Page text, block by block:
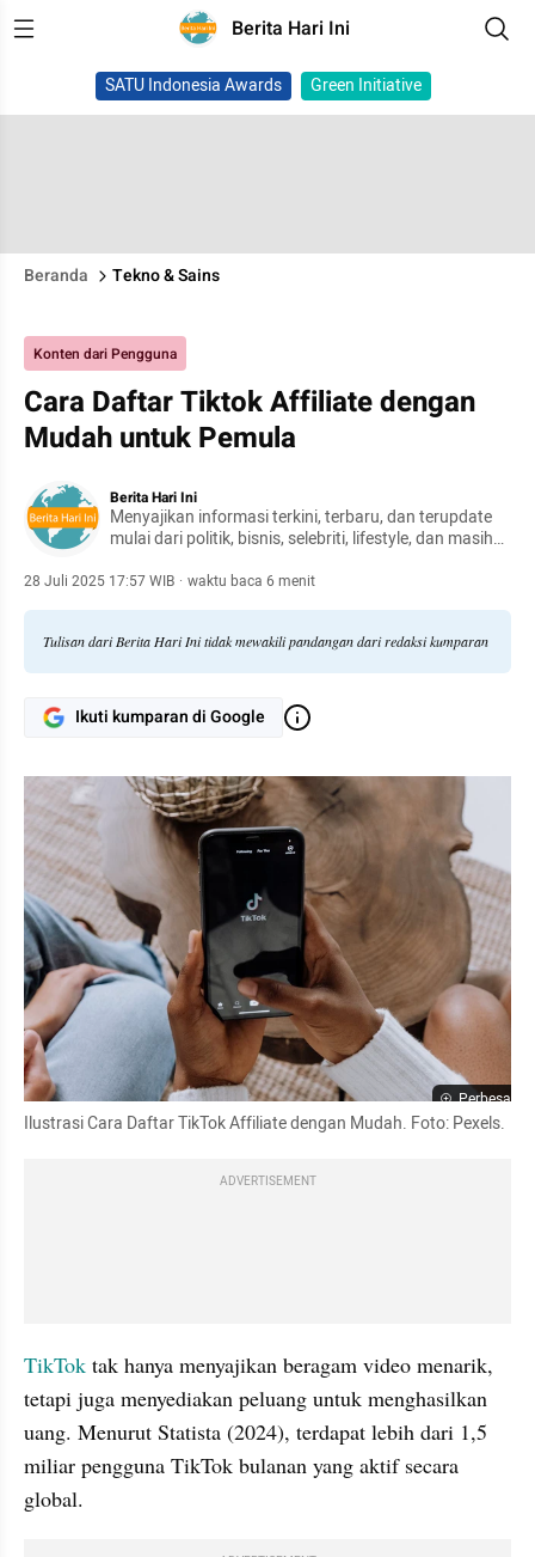
Berita Hari Ini
SATU Indonesia Awards Green Initiative
Beranda Tekno & Sains
Konten dari Pengguna
Cara Daftar Tiktok Affiliate dengan
Mudah untuk Pemula
Berita Hari Ini
Menyajikan informasi terkini, terbaru, dan terupdate
mulai dari politik, bisnis, selebriti, lifestyle, dan masih
28 Juli 2025 17:57 WIB · waktu baca 6 menit
Tulisan dari Berita Hari Ini tidak mewakili pandangan dari redaksi kumparan
Ikuti kumparan di Google
Perbesar
Ilustrasi Cara Daftar TikTok Affiliate dengan Mudah. Foto: Pexels.
ADVERTISEMENT
TikTok tak hanya menyajikan beragam video menarik,
tetapi juga menyediakan peluang untuk menghasilkan
uang. Menurut Statista (2024), terdapat lebih dari 1,5
miliar pengguna TikTok bulanan yang aktif secara
global.